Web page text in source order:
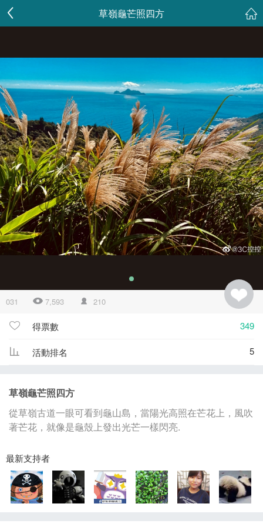
草嶺龜芒照四方
031 7,593 210
得票數 349
活動排名 5
草嶺龜芒照四方
從草嶺古道一眼可看到龜山島，當陽光高照在芒花上，風吹
著芒花，就像是龜殼上發出光芒一樣閃亮.
最新支持者